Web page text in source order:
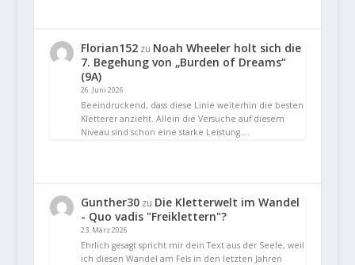
Florian152zu Noah Wheeler holt sich die
7. Begehung von „Burden of Dreams“
(9A)
26. Juni 2026
Beeindruckend, dass diese Linie weiterhin die besten
Kletterer anzieht. Allein die Versuche auf diesem
Niveau sind schon eine starke Leistung.…
Gunther30zu Die Kletterwelt im Wandel
- Quo vadis "Freiklettern"?
23. März 2026
Ehrlich gesagt spricht mir dein Text aus der Seele, weil
ich diesen Wandel am Fels in den letzten Jahren